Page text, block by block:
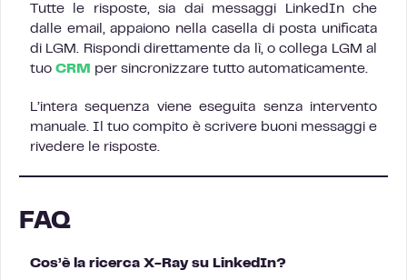
Tutte le risposte, sia dai messaggi LinkedIn che
dalle email, appaiono nella casella di posta unificata
di LGM. Rispondi direttamente da lì, o collega LGM al
tuo CRM per sincronizzare tutto automaticamente.
L’intera sequenza viene eseguita senza intervento
manuale. Il tuo compito è scrivere buoni messaggi e
rivedere le risposte.
FAQ
Cos’è la ricerca X-Ray su LinkedIn?